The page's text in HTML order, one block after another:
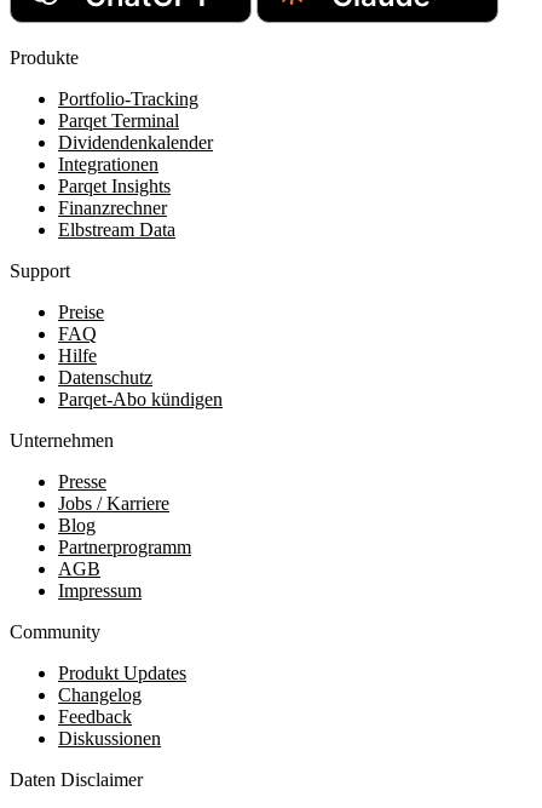
Produkte
Portfolio-Tracking
Parqet Terminal
Dividendenkalender
Integrationen
Parqet Insights
Finanzrechner
Elbstream Data
Support
Preise
FAQ
Hilfe
Datenschutz
Parqet-Abo kündigen
Unternehmen
Presse
Jobs / Karriere
Blog
Partnerprogramm
AGB
Impressum
Community
Produkt Updates
Changelog
Feedback
Diskussionen
Daten Disclaimer